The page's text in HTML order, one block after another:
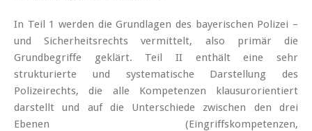
In Teil 1 werden die Grundlagen des bayerischen Polizei –
und Sicherheitsrechts vermittelt, also primär die
Grundbegriffe geklärt. Teil II enthält eine sehr
strukturierte und systematische Darstellung des
Polizeirechts, die alle Kompetenzen klausurorientiert
darstellt und auf die Unterschiede zwischen den drei
Ebenen (Eingriffskompetenzen,